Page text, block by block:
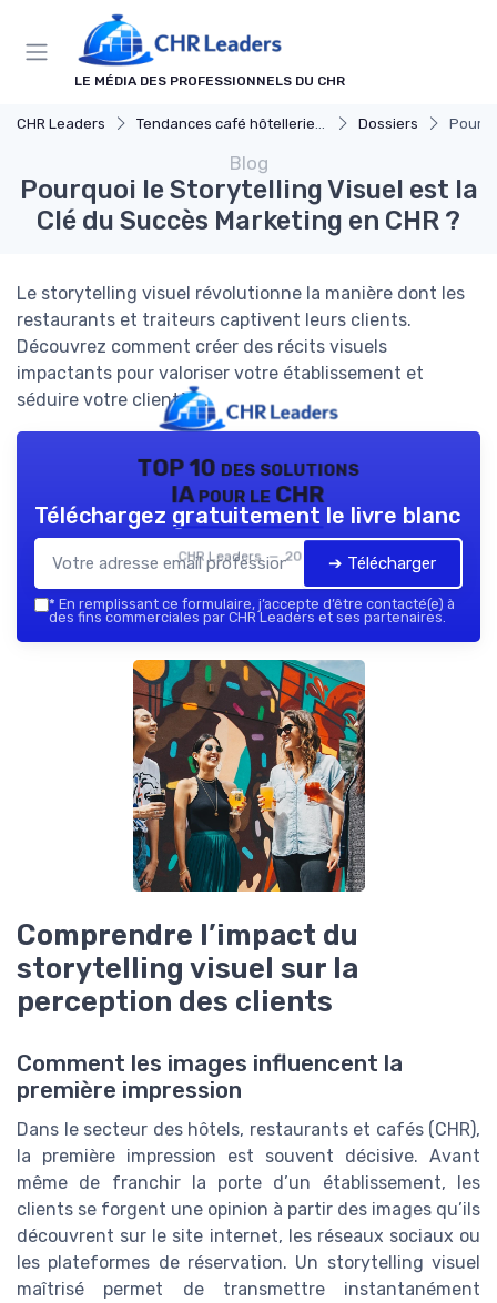
LE MÉDIA DES PROFESSIONNELS DU CHR
CHR Leaders Tendances café hôtellerie et restauration Dossiers
Blog
Pourquoi le Storytelling Visuel est la
Clé du Succès Marketing en CHR ?
Le storytelling visuel révolutionne la manière dont les
restaurants et traiteurs captivent leurs clients.
Découvrez comment créer des récits visuels
impactants pour valoriser votre établissement et
séduire votre clientèle.
TOP 10 des solutions
IA pour le CHR
CHR Leaders — 2026
Téléchargez gratuitement le livre blanc
➔ Télécharger
* En remplissant ce formulaire, j’accepte d’être contacté(e) à
des fins commerciales par CHR Leaders et ses partenaires.
Comprendre l’impact du
storytelling visuel sur la
perception des clients
Comment les images influencent la
première impression
Dans le secteur des hôtels, restaurants et cafés (CHR),
la première impression est souvent décisive. Avant
même de franchir la porte d’un établissement, les
clients se forgent une opinion à partir des images qu’ils
découvrent sur le site internet, les réseaux sociaux ou
les plateformes de réservation. Un storytelling visuel
maîtrisé permet de transmettre instantanément
Panneau de gestion des cookies